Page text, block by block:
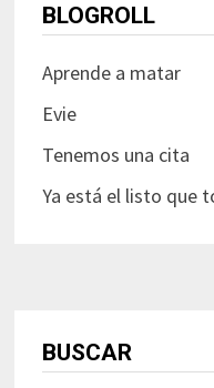
BLOGROLL
Aprende a matar
Evie
Tenemos una cita
Ya está el listo que
BUSCAR